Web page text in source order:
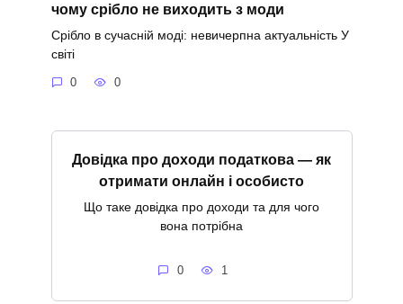
чому срібло не виходить з моди
Срібло в сучасній моді: невичерпна актуальність У
світі
0 0
Довідка про доходи податкова — як
отримати онлайн і особисто
Що таке довідка про доходи та для чого
вона потрібна
0 1